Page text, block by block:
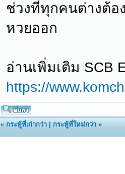
ช่วงที่ทุกคนต่างต้อ
หวยออก
อ่านเพิ่มเติม SCB
https://
«กระทู้ที่เก่ากว่า |กระทู้ที่ใหม่กว่า »